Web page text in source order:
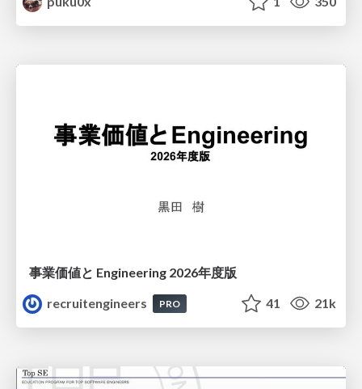
事業価値と Engineering 2026年度版
recruitengineers
PRO 41 21k